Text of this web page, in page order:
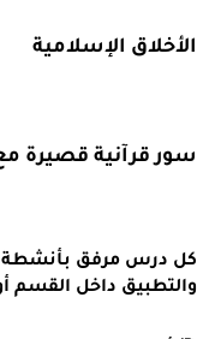
الأخلاق الإسلامية
سور قرآنية قصيرة
كل درس مرفق بأنشطة
والتطبيق داخل القسم